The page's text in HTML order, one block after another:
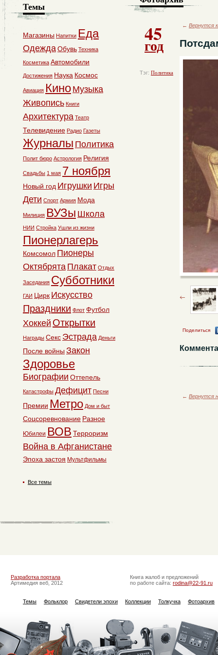
45
год
Тэг: Политика
← Вернутся
Поделиться
← Вернутся
Темы
Магазины Напитки Еда
ОдеждаОбувь Техника
Косметика Автомобили
Достижения Наука Космос
Авиация Кино Музыка
Живопись Книги
Архитектура Театр
Телевидение Радио Газеты
Журналы Политика
Полит бюро Астрология Религия
Свадьбы 1 мая 7 ноября
Новый год Игрушки Игры
Дети Спорт Армия Мода
Милиция ВУЗы Школа
НИИ Стройка Ушли из жизни
Пионерлагерь
Комсомол Пионеры
Октябрята Плакат Отдых
Заседания Субботники
ГАИ Цирк Искусство
Праздники Флот Футбол
Хоккей Открытки
Награды Секс Эстрада Деньги
После войны Закон
Здоровье
Биографии Оттепель
Катастрофы Дефицит Песни
Премии Метро Дом и быт
Соцсоревнование Разное
Юбилеи ВОВ Терроризм
Война в Афганистане
Эпоха застоя Мультфильмы
Все темы
Разработка портала
Артимедия веб, 2012
Книга жалоб и предложений
по работе сайта: rodina@22-91.ru
Темы Фольклор Свидетели эпохи Коллекции Толкучка Фотоархив